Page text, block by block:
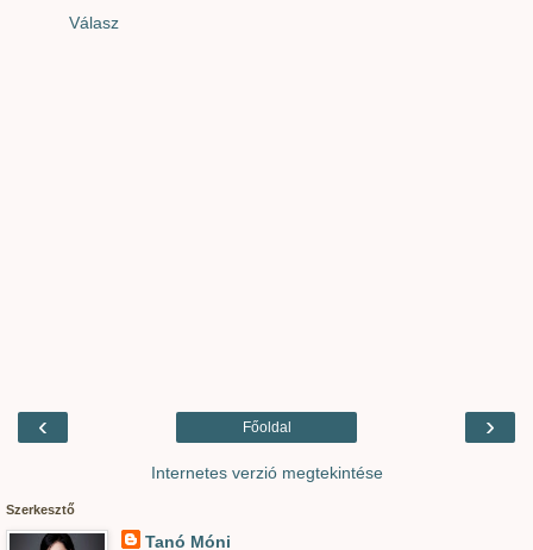
Válasz
‹ ›
Főoldal
Internetes verzió megtekintése
Szerkesztő
Tanó Móni